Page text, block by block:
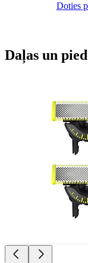
Doties
Daļas un